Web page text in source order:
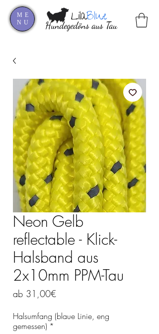
Hundegedöns aus Tau
LilaBlue
ME
NU
Neon Gelb
reflectable - Klick-
Halsband aus
2x10mm PPM-Tau
ab 31,00€
Halsumfang (blaue Linie, eng
gemessen) *